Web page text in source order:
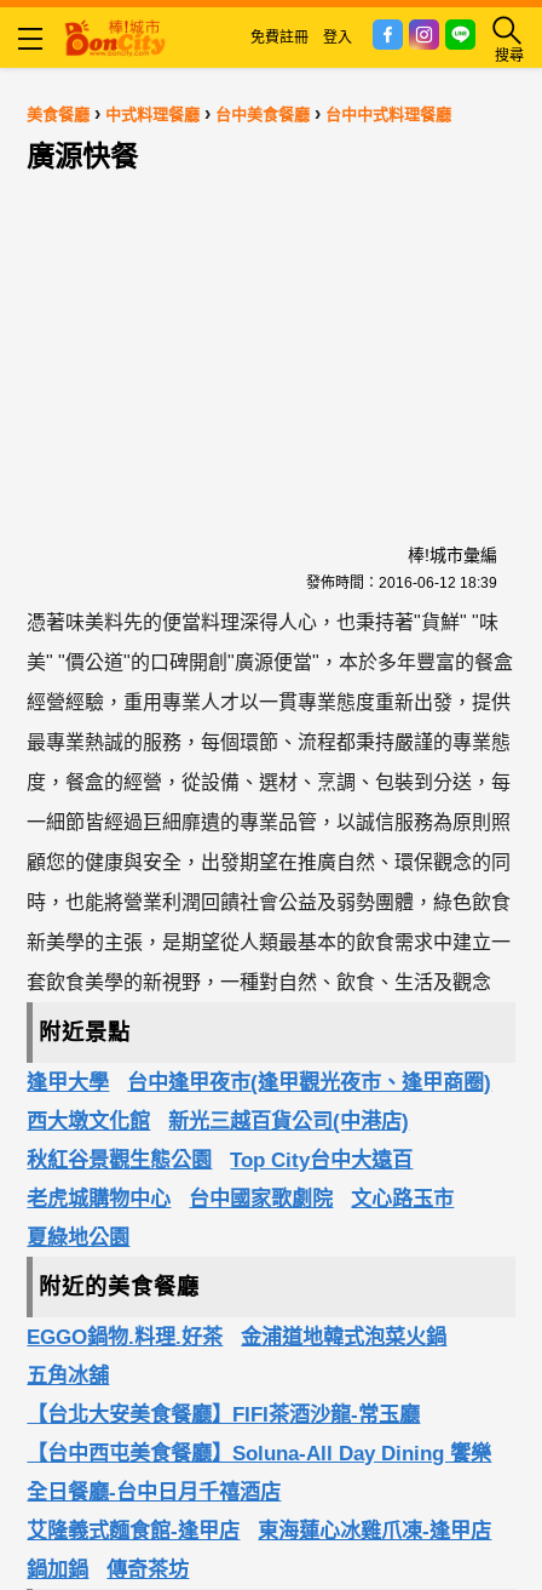
搜尋
免費註冊 登入
美食餐廳 › 中式料理餐廳 › 台中美食餐廳 › 台中中式料理餐廳
廣源快餐
棒!城市彙編
發佈時間： 2016-06-12 18:39
憑著味美料先的便當料理深得人心，也秉持著"貨鮮" "味
美" "價公道"的口碑開創"廣源便當"，本於多年豐富的餐盒
經營經驗，重用專業人才以一貫專業態度重新出發，提供
最專業熱誠的服務，每個環節、流程都秉持嚴謹的專業態
度，餐盒的經營，從設備、選材、烹調、包裝到分送，每
一細節皆經過巨細靡遺的專業品管，以誠信服務為原則照
顧您的健康與安全，出發期望在推廣自然、環保觀念的同
時，也能將營業利潤回饋社會公益及弱勢團體，綠色飲食
新美學的主張，是期望從人類最基本的飲食需求中建立一
套飲食美學的新視野，一種對自然、飲食、生活及觀念
附近景點
逢甲大學
台中逢甲夜市(逢甲觀光夜市、逢甲商圈)
西大墩文化館
新光三越百貨公司(中港店)
秋紅谷景觀生態公園
Top City台中大遠百
老虎城購物中心
台中國家歌劇院
文心路玉市
夏綠地公園
附近的美食餐廳
EGGO鍋物.料理.好茶
金浦道地韓式泡菜火鍋
五角冰舖
【台北大安美食餐廳】FIFI茶酒沙龍-常玉廳
【台中西屯美食餐廳】Soluna-All Day Dining 饗樂
全日餐廳-台中日月千禧酒店
艾隆義式麵食館-逢甲店
東海蓮心冰雞爪凍-逢甲店
鍋加鍋
傳奇茶坊